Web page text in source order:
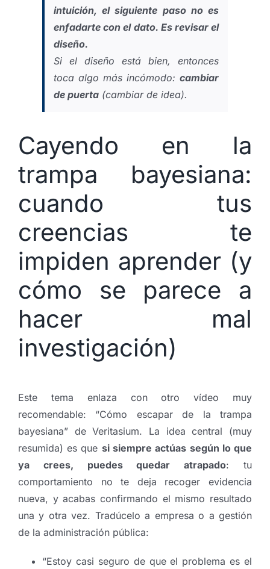
intuición, el siguiente paso no es
enfadarte con el dato. Es revisar el
diseño.
Si el diseño está bien, entonces
toca algo más incómodo:cambiar
de puerta(cambiar de idea).
Cayendo en la
trampa bayesiana:
cuando tus
creencias te
impiden aprender (y
cómo se parece a
hacer mal
investigación)
Este tema enlaza con otro vídeo muy
recomendable: “Cómo escapar de la trampa
bayesiana” de Veritasium. La idea central (muy
resumida) es que si siempre actúas según lo que
ya crees, puedes quedar atrapado: tu
comportamiento no te deja recoger evidencia
nueva, y acabas confirmando el mismo resultado
una y otra vez. Tradúcelo a empresa o a gestión
de la administración pública:
“Estoy casi seguro de que el problema es el